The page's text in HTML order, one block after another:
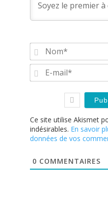
Ce site utilise Akismet
indésirables. En savoir
données de vos
0 COMMENTAIRES